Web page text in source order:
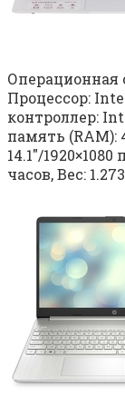
Операционная
Процессор:
контроллер:
память (RAM):
14.1″/
часов, Вес: